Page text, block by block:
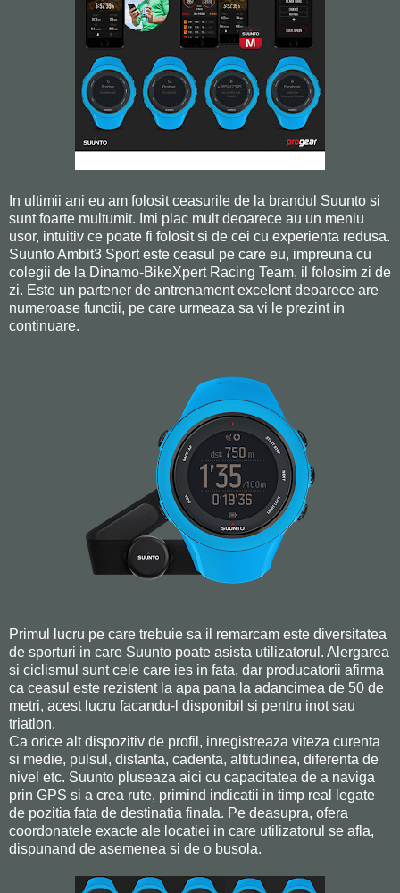
In ultimii ani eu am folosit ceasurile de la brandul Suunto si
sunt foarte multumit. Imi plac mult deoarece au un meniu
usor, intuitiv ce poate fi folosit si de cei cu experienta redusa.
Suunto Ambit3 Sport este ceasul pe care eu, impreuna cu
colegii de la Dinamo-BikeXpert Racing Team, il folosim zi de
zi. Este un partener de antrenament excelent deoarece are
numeroase functii, pe care urmeaza sa vi le prezint in
continuare.
Primul lucru pe care trebuie sa il remarcam este diversitatea
de sporturi in care Suunto poate asista utilizatorul. Alergarea
si ciclismul sunt cele care ies in fata, dar producatorii afirma
ca ceasul este rezistent la apa pana la adancimea de 50 de
metri, acest lucru facandu-l disponibil si pentru inot sau
triatlon.
Ca orice alt dispozitiv de profil, inregistreaza viteza curenta
si medie, pulsul, distanta, cadenta, altitudinea, diferenta de
nivel etc. Suunto pluseaza aici cu capacitatea de a naviga
prin GPS si a crea rute, primind indicatii in timp real legate
de pozitia fata de destinatia finala. Pe deasupra, ofera
coordonatele exacte ale locatiei in care utilizatorul se afla,
dispunand de asemenea si de o busola.